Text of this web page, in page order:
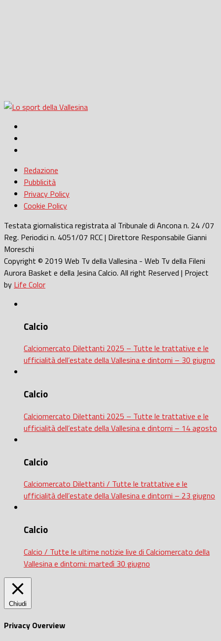
Redazione
Pubblicità
Privacy Policy
Cookie Policy
Testata giornalistica registrata al Tribunale di Ancona n. 24 /07
Reg. Periodici n. 4051/07 RCC | Direttore Responsabile Gianni
Moreschi
Copyright © 2019 Web Tv della Vallesina - Web Tv della Fileni
Aurora Basket e della Jesina Calcio. All right Reserved | Project
by Life Color
Calcio
Calciomercato Dilettanti 2025 – Tutte le trattative e le
ufficialità dell’estate della Vallesina e dintorni – 30 giugno
Calcio
Calciomercato Dilettanti 2025 – Tutte le trattative e le
ufficialità dell’estate della Vallesina e dintorni – 14 agosto
Calcio
Calciomercato Dilettanti / Tutte le trattative e le
ufficialità dell’estate della Vallesina e dintorni – 23 giugno
Calcio
Calcio / Tutte le ultime notizie live di Calciomercato della
Vallesina e dintorni: martedì 30 giugno
Chiudi
Privacy Overview